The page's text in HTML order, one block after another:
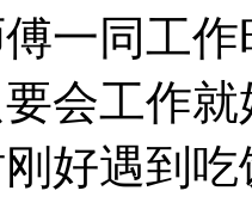
一同工
会工作
好遇到